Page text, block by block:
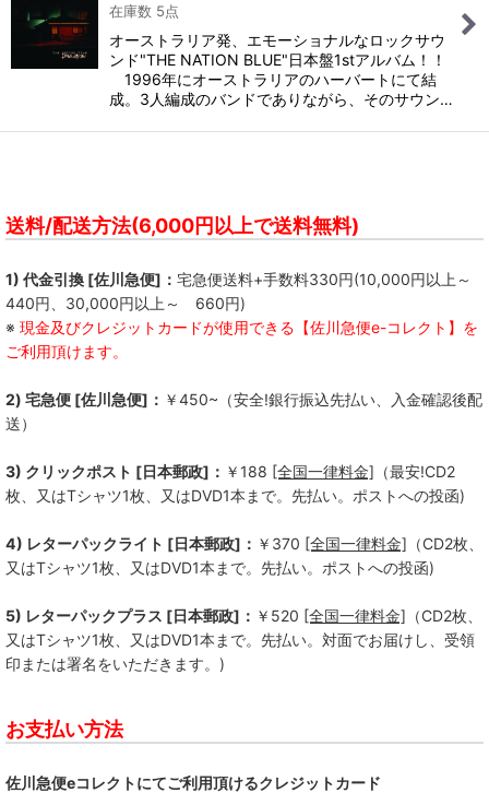
絞り込む
在庫数 5点
オーストラリア発、エモーショナルなロックサウ
ンド"THE NATION BLUE"日本盤1stアルバム！！
1996年にオーストラリアのハーバートにて結
成。3人編成のバンドでありながら、そのサウン…
送料/配送方法(6,000円以上で送料無料)
1) 代金引換 [佐川急便]： 宅急便送料+手数料330円(10,000円以上～
440円、30,000円以上～ 660円)
※ 現金及びクレジットカードが使用できる【佐川急便e-コレクト】を
ご利用頂けます。
2) 宅急便 [佐川急便]： ￥450~（安全!銀行振込先払い、入金確認後配
送）
3) クリックポスト [日本郵政]： ￥188 [全国一律料金] （最安!CD2
枚、又はTシャツ1枚、又はDVD1本まで。先払い。ポストへの投函)
4) レターパックライト [日本郵政]： ￥370 [全国一律料金] （CD2枚、
又はTシャツ1枚、又はDVD1本まで。先払い。ポストへの投函)
5) レターパックプラス [日本郵政]： ￥520 [全国一律料金] （CD2枚、
又はTシャツ1枚、又はDVD1本まで。先払い。対面でお届けし、受領
印または署名をいただきます。)
お支払い方法
佐川急便eコレクトにてご利用頂けるクレジットカード